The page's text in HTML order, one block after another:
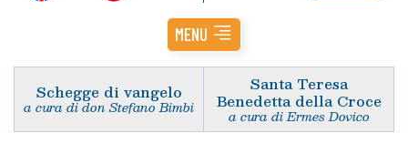
MENU
Schegge di vangelo
a cura di don Stefano Bimbi
Santa Teresa
Benedetta della Croce
a cura di Ermes Dovico